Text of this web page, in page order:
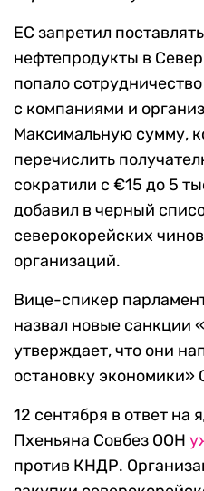
ЕС запретил
нефтепродукты в
попало
с компаниями и
Максимальную сумму,
перечислить
сократили с €15 до 5
добавил в черный
северокорейских
организаций.
Вице-спикер
назвал новые санкции
утверждает, что они
остановку экономики»
12 сентября в ответ на
Пхеньяна Совбез ООН
против КНДР.